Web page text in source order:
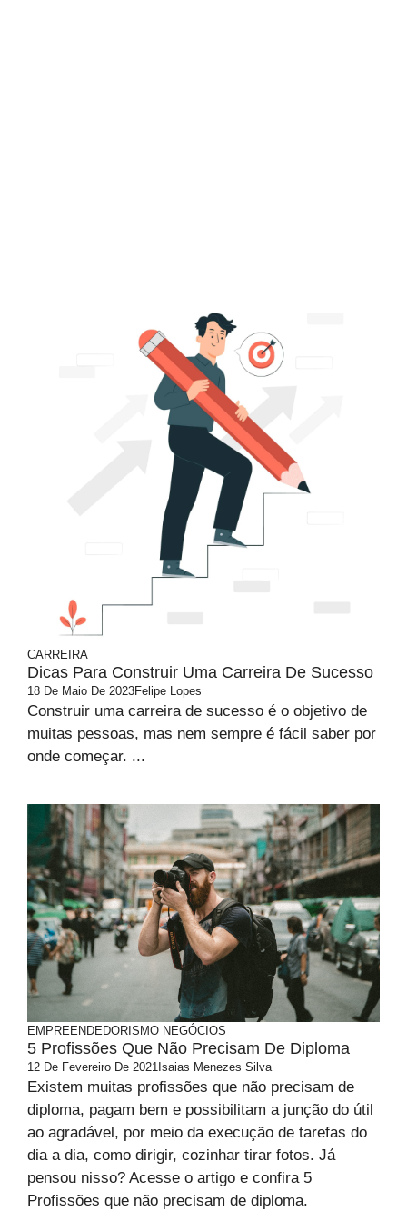
CARREIRA
Dicas Para Construir Uma Carreira De Sucesso
18 De Maio De 2023Felipe Lopes
Construir uma carreira de sucesso é o objetivo de
muitas pessoas, mas nem sempre é fácil saber por
onde começar. ...
EMPREENDEDORISMO NEGÓCIOS
5 Profissões Que Não Precisam De Diploma
12 De Fevereiro De 2021 Isaias Menezes Silva
Existem muitas profissões que não precisam de
diploma, pagam bem e possibilitam a junção do útil
ao agradável, por meio da execução de tarefas do
dia a dia, como dirigir, cozinhar tirar fotos. Já
pensou nisso? Acesse o artigo e confira 5
Profissões que não precisam de diploma.